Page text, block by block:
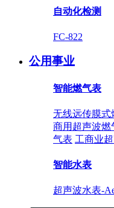
自动化检测
FC-822
公用事业
智能燃气表
无线远传膜式
商用超声波燃
气表 工商业
智能水表
超声波水表-